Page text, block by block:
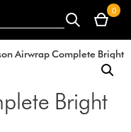
Vaša
korpa
je
trenutno
prazna.
0
Airwrap Complete Bright
Bright